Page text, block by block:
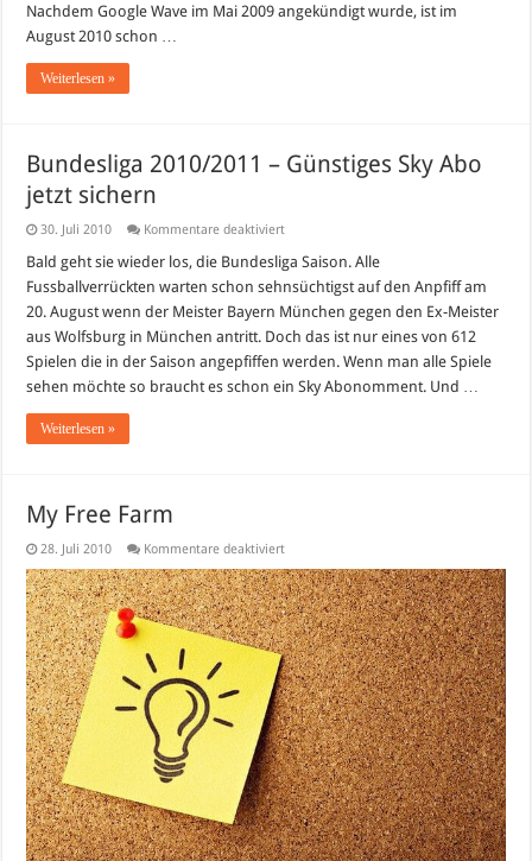
Nachdem Google Wave im Mai 2009 angekündigt wurde, ist im
August 2010 schon …
Weiterlesen »
Bundesliga 2010/2011 – Günstiges Sky Abo
jetzt sichern
30. Juli 2010 Kommentare deaktiviertfür
2010/2011
–
Günstiges
Sky
Abo
jetzt
sichern
Bald geht sie wieder los, die Bundesliga Saison. Alle
Fussballverrückten warten schon sehnsüchtigst auf den Anpfiff am
20. August wenn der Meister Bayern München gegen den Ex-Meister
aus Wolfsburg in München antritt. Doch das ist nur eines von 612
Spielen die in der Saison angepfiffen werden. Wenn man alle Spiele
sehen möchte so braucht es schon ein Sky Abonomment. Und …
Weiterlesen »
My Free Farm
28. Juli 2010 Kommentare deaktiviertfür
Free
Farm